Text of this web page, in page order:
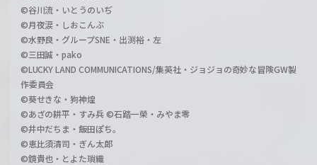
©谷川流・いとうのいぢ
©月夜涙・しおこんぶ
©水野良・グループSNE・出渕裕・左
©三田誠・pako
©LUCKY LAND COMMUNICATIONS/集英社・ジョジョの奇妙な冒険GW製
作委員会
©葵せきな・狗神煌
©あざの耕平・すみ兵 ©石踏一榮・みやま零
©井中だちま・飯田ぽち。
©恵比須清司・ぎん太郎
©鏡貴也・とよた瑣織